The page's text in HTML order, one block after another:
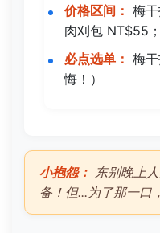
价格区间： 梅
肉刈包 NT$55
必点选单： 梅
悔！）
小抱怨： 东别晚上
备！但...为了那一口